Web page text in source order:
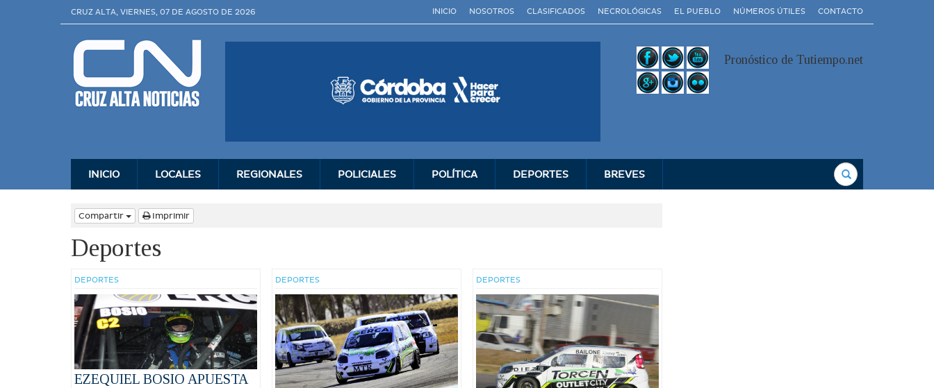
CRUZ ALTA, VIERNES, 07 DE AGOSTO DE 2026 INICIO NOSOTROS CLASIFICADOS NECROLÓGICAS EL PUEBLO NÚMEROS ÚTILES CONTACTO
Pronóstico de Tutiempo.net
INICIO LOCALES REGIONALES POLICIALES POLÍ­TICA DEPORTES BREVES Buscar
Compartir Imprimir
Deportes
DEPORTES
EZEQUIEL BOSIO APUESTA
DEPORTES DEPORTES